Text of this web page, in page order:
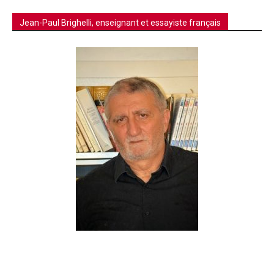
Jean-Paul Brighelli, enseignant et essayiste français